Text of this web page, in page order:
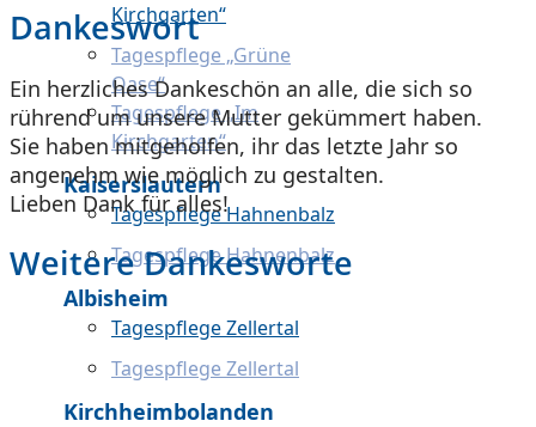
Kirchgarten“
Tagespflege „Grüne
Oase“
Tagespflege „Im
Kirchgarten“
Kaiserslautern
Tagespflege Hahnenbalz
Tagespflege Hahnenbalz
Albisheim
Tagespflege Zellertal
Tagespflege Zellertal
Kirchheimbolanden
Dankeswort
Ein herzliches Dankeschön an alle, die sich so
rührend um unsere Mutter gekümmert haben.
Sie haben mitgeholfen, ihr das letzte Jahr so
angenehm wie möglich zu gestalten.
Lieben Dank für alles!
Weitere Dankesworte